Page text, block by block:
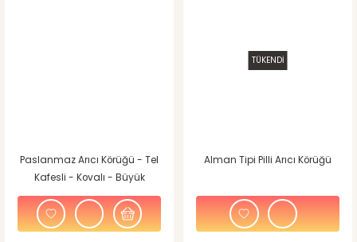
Paslanmaz Arıcı Körüğü - Tel
Kafesli - Kovalı - Büyük
TÜKENDİ
Alman Tipi Pilli Arıcı Körüğü